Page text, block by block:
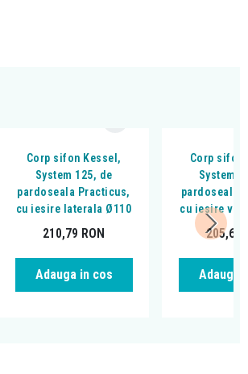
Corp sifon Kessel,
System 125, de
pardoseala Practicus,
cu iesire laterala Ø110
210,79 RON
Adauga in cos
Corp sifon
System
pardoseala
cu iesire
205,69
Adauga